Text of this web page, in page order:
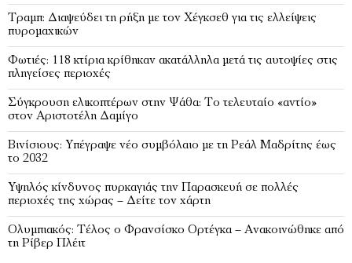
Τραμπ: Διαψεύδει τη ρήξη με τον Χέγκσεθ για τις ελλείψεις
πυρομαχικών
Φωτιές: 118 κτίρια κρίθηκαν ακατάλληλα μετά τις αυτοψίες στις
πληγείσες περιοχές
Σύγκρουση ελικοπτέρων στην Ψάθα: Tο τελευταίο «αντίο»
στον Αριστοτέλη Δαμίγο
Βινίσιους: Υπέγραψε νέο συμβόλαιο με τη Ρεάλ Μαδρίτης έως
το 2032
Υψηλός κίνδυνος πυρκαγιάς την Παρασκευή σε πολλές
περιοχές της χώρας – Δείτε τον χάρτη
Ολυμπιακός: Τέλος ο Φρανσίσκο Ορτέγκα – Ανακοινώθηκε από
τη Ρίβερ Πλέιτ